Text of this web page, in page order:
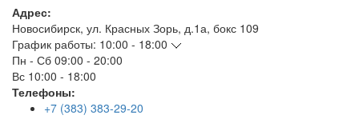
Адрес:
Новосибирск, ул. Красных Зорь, д.1а, бокс 109
График работы: 10:00 - 18:00
Пн - Сб 09:00 - 20:00
Вс 10:00 - 18:00
Телефоны:
+7 (383) 383-29-20